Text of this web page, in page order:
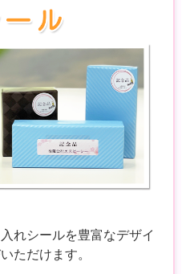
れシールを豊富なデザイ
ただけます。